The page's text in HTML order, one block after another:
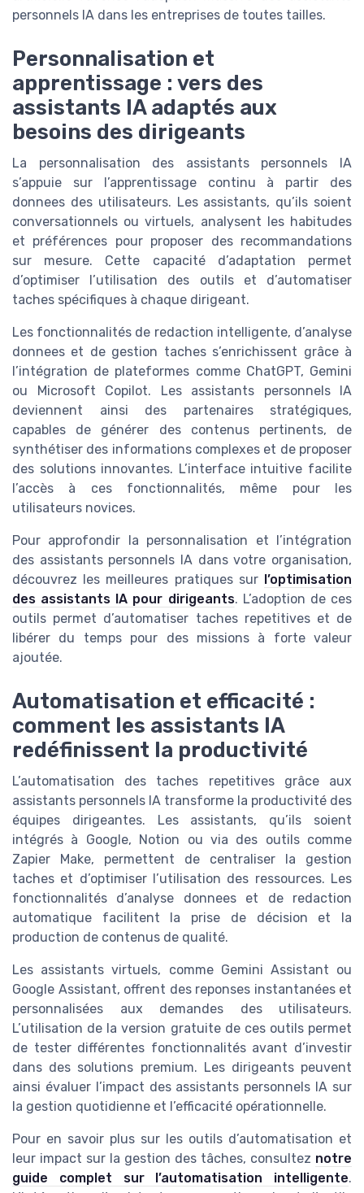
personnels IA dans les entreprises de toutes tailles.
Personnalisation et
apprentissage : vers des
assistants IA adaptés aux
besoins des dirigeants
La personnalisation des assistants personnels IA
s’appuie sur l’apprentissage continu à partir des
donnees des utilisateurs. Les assistants, qu’ils soient
conversationnels ou virtuels, analysent les habitudes
et préférences pour proposer des recommandations
sur mesure. Cette capacité d’adaptation permet
d’optimiser l’utilisation des outils et d’automatiser
taches spécifiques à chaque dirigeant.
Les fonctionnalités de redaction intelligente, d’analyse
donnees et de gestion taches s’enrichissent grâce à
l’intégration de plateformes comme ChatGPT, Gemini
ou Microsoft Copilot. Les assistants personnels IA
deviennent ainsi des partenaires stratégiques,
capables de générer des contenus pertinents, de
synthétiser des informations complexes et de proposer
des solutions innovantes. L’interface intuitive facilite
l’accès à ces fonctionnalités, même pour les
utilisateurs novices.
Pour approfondir la personnalisation et l’intégration
des assistants personnels IA dans votre organisation,
découvrez les meilleures pratiques sur l’optimisation
des assistants IA pour dirigeants. L’adoption de ces
outils permet d’automatiser taches repetitives et de
libérer du temps pour des missions à forte valeur
ajoutée.
Automatisation et efficacité :
comment les assistants IA
redéfinissent la productivité
L’automatisation des taches repetitives grâce aux
assistants personnels IA transforme la productivité des
équipes dirigeantes. Les assistants, qu’ils soient
intégrés à Google, Notion ou via des outils comme
Zapier Make, permettent de centraliser la gestion
taches et d’optimiser l’utilisation des ressources. Les
fonctionnalités d’analyse donnees et de redaction
automatique facilitent la prise de décision et la
production de contenus de qualité.
Les assistants virtuels, comme Gemini Assistant ou
Google Assistant, offrent des reponses instantanées et
personnalisées aux demandes des utilisateurs.
L’utilisation de la version gratuite de ces outils permet
de tester différentes fonctionnalités avant d’investir
dans des solutions premium. Les dirigeants peuvent
ainsi évaluer l’impact des assistants personnels IA sur
la gestion quotidienne et l’efficacité opérationnelle.
Pour en savoir plus sur les outils d’automatisation et
leur impact sur la gestion des tâches, consultez notre
guide complet sur l’automatisation intelligente.